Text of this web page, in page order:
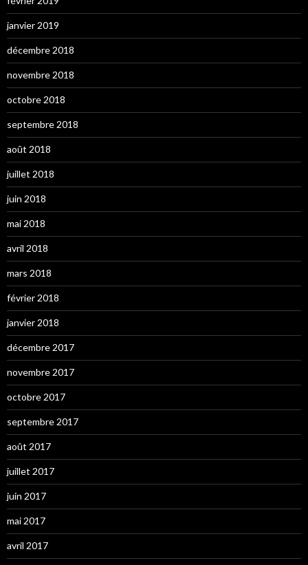
janvier 2019
décembre 2018
novembre 2018
octobre 2018
septembre 2018
août 2018
juillet 2018
juin 2018
mai 2018
avril 2018
mars 2018
février 2018
janvier 2018
décembre 2017
novembre 2017
octobre 2017
septembre 2017
août 2017
juillet 2017
juin 2017
mai 2017
avril 2017